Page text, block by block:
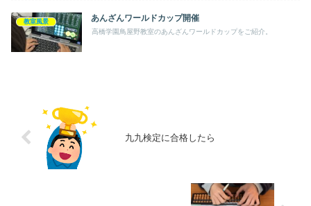
教室風景 あんざんワールドカップ開催
高橋学園鳥屋野教室のあんざんワールドカップをご紹介。
九九検定に合格したら